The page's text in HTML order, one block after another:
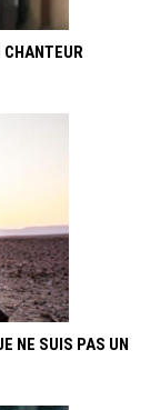
NE SUIS PAS UN